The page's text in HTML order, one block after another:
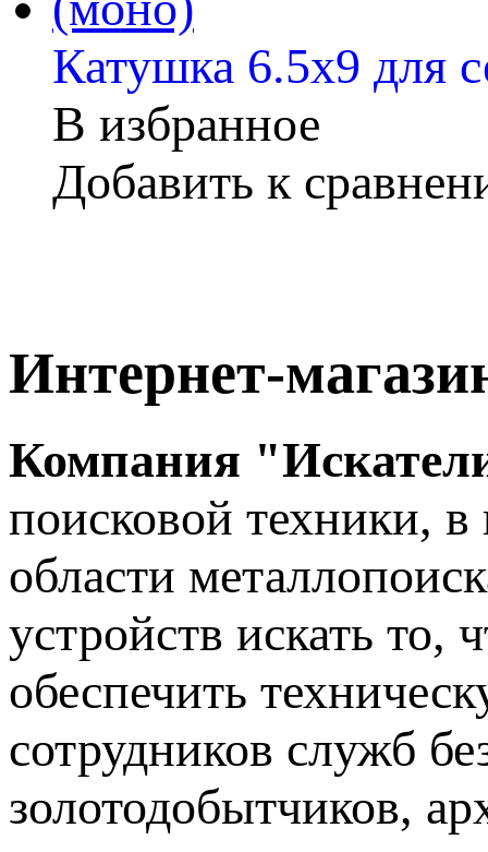
Катушка 6.5х9 для
В избранное
Добавить к
Интернет-
Компания
поисковой техники,
области
устройств искать то,
обеспечить
сотрудников служб
золотодобытчиков,